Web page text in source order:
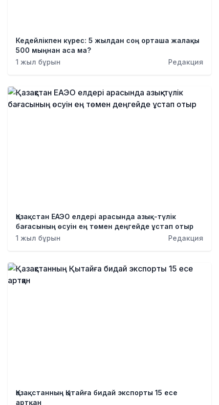
Кедейлікпен күрес: 5 жылдан соң орташа жалақы
500 мыңнан аса ма?
1 жыл бұрын
Редакция
Қазақстан ЕАЭО елдері арасында азық-түлік
бағасының өсуін ең төмен деңгейде ұстап отыр
1 жыл бұрын
Редакция
Қазақстанның Қытайға бидай экспорты 15 есе
артқан